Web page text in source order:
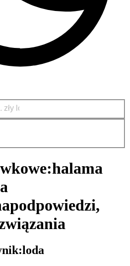
halama
podpowiedzi,
loda